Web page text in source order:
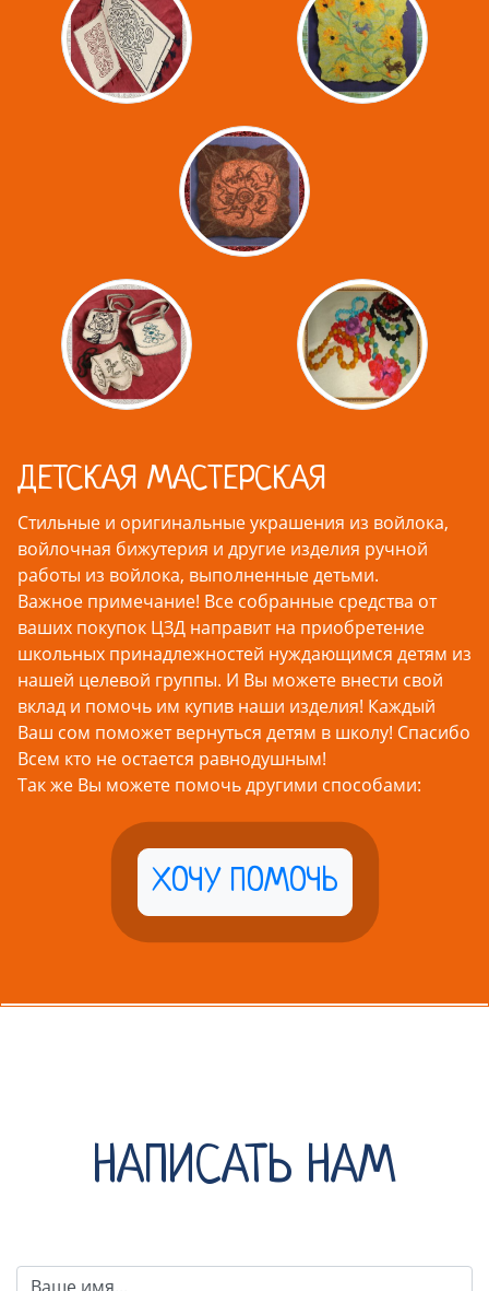
ДЕТСКАЯ МАСТЕРСКАЯ
Стильные и оригинальные украшения из войлока,
войлочная бижутерия и другие изделия ручной
работы из войлока, выполненные детьми.
Важное примечание! Все собранные средства от
ваших покупок ЦЗД направит на приобретение
школьных принадлежностей нуждающимся детям из
нашей целевой группы. И Вы можете внести свой
вклад и помочь им купив наши изделия! Каждый
Ваш сом поможет вернуться детям в школу! Спасибо
Всем кто не остается равнодушным!
Так же Вы можете помочь другими способами:
ХОЧУ ПОМОЧЬ
НАПИСАТЬ НАМ